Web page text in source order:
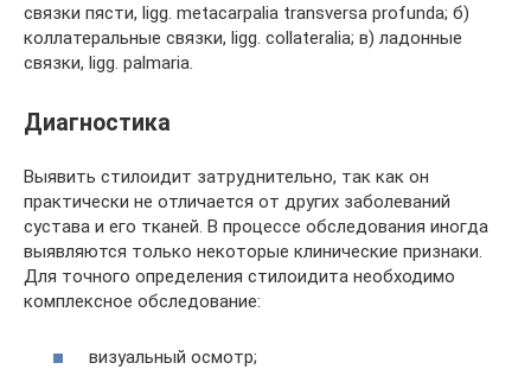
связки пясти, ligg. metacarpalia transversa profunda; б)
коллатеральные связки, ligg. collateralia; в) ладонные
связки, ligg. palmaria.
Диагностика
Выявить стилоидит затруднительно, так как он
практически не отличается от других заболеваний
сустава и его тканей. В процессе обследования иногда
выявляются только некоторые клинические признаки.
Для точного определения стилоидита необходимо
комплексное обследование:
визуальный осмотр;